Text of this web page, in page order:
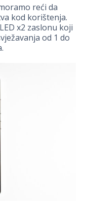
reći da
kod korištenja.
x2 zaslonu koji
od 1 do